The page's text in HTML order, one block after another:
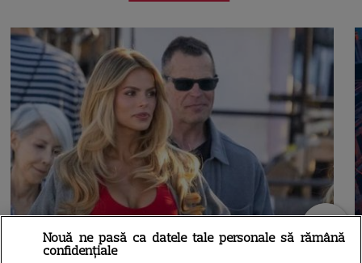
Nouă ne pasă ca datele tale personale să rămână
confidențiale